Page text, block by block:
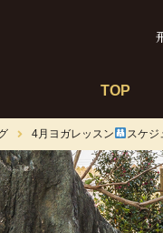
TOP
4月ヨガレッスン スケジ